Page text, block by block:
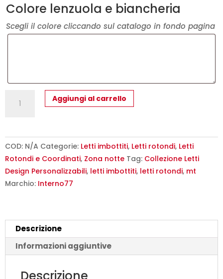
Colore lenzuola e biancheria
Scegli il colore cliccando sul catalogo in fondo pagina
Lord
Rotondo
Matrimoniale
con
Materasso
Aggiungi al carrello
COD: N/A Categorie: Letti imbottiti, Letti rotondi, Letti
Rotondi e Coordinati, Zona notte Tag: Collezione Letti
Design Personalizzabili, letti imbottiti, letti rotondi, mt
Marchio: Interno77
Descrizione
Informazioni aggiuntive